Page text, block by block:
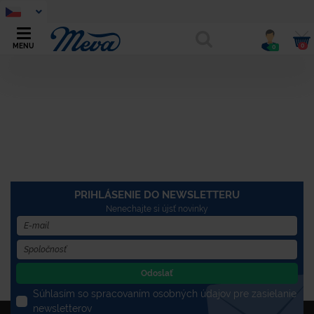
MENU 0 0
PRIHLÁSENIE DO NEWSLETTERU
Nenechajte si újsť novinky
Odoslať
Súhlasím so spracovaním osobných údajov pre zasielanie
newsletterov